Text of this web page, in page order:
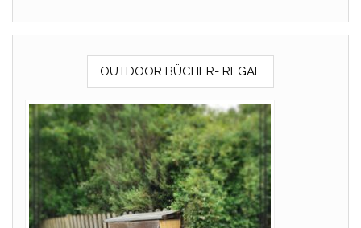
OUTDOOR BÜCHER- REGAL